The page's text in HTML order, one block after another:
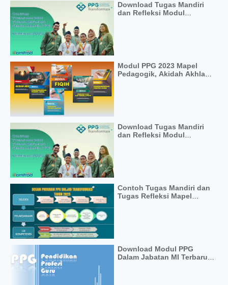
Download Tugas Mandiri
dan Refleksi Modul
Modul PPG 2023 Mapel
Pedagogik, Akidah Akhlak
Download Tugas Mandiri
dan Refleksi Modul
Contoh Tugas Mandiri dan
Tugas Refleksi Mapel
Download Modul PPG
Dalam Jabatan MI Terbaru